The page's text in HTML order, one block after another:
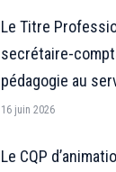
Le Titre
secrétaire-
pédagogie au
16 juin 2026
Le CQP